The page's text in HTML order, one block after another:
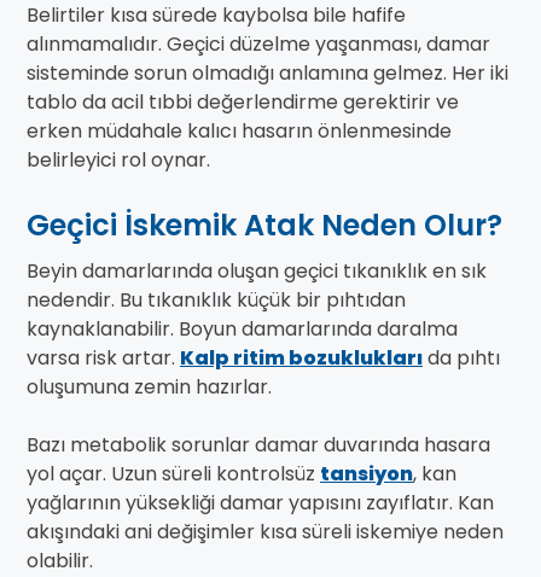
Belirtiler kısa sürede kaybolsa bile hafife
alınmamalıdır. Geçici düzelme yaşanması, damar
sisteminde sorun olmadığı anlamına gelmez. Her iki
tablo da acil tıbbi değerlendirme gerektirir ve
erken müdahale kalıcı hasarın önlenmesinde
belirleyici rol oynar.
Geçici İskemik Atak Neden Olur?
Beyin damarlarında oluşan geçici tıkanıklık en sık
nedendir. Bu tıkanıklık küçük bir pıhtıdan
kaynaklanabilir. Boyun damarlarında daralma
varsa risk artar. Kalp ritim bozukluklarıda pıhtı
oluşumuna zemin hazırlar.
Bazı metabolik sorunlar damar duvarında hasara
yol açar. Uzun süreli kontrolsüz tansiyon, kan
yağlarının yüksekliği damar yapısını zayıflatır. Kan
akışındaki ani değişimler kısa süreli iskemiye neden
olabilir.